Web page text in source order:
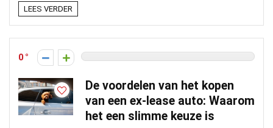
LEES VERDER
0
De voordelen van het kopen
van een ex-lease auto: Waarom
het een slimme keuze is